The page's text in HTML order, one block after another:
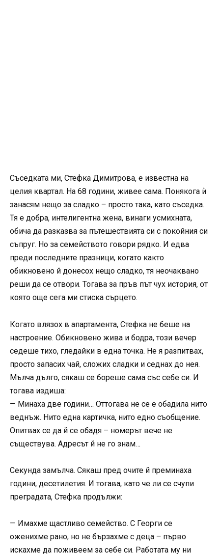
Съседката ми, Стефка Димитрова, е известна на
целия квартал. На 68 години, живее сама. Понякога ѝ
занасям нещо за сладко – просто така, като съседка.
Тя е добра, интелигентна жена, винаги усмихната,
обича да разказва за пътешествията си с покойния си
съпруг. Но за семейството говори рядко. И едва
преди последните празници, когато както
обикновено й донесох нещо сладко, тя неочаквано
реши да се отвори. Тогава за пръв път чух история, от
която още сега ми стиска сърцето.
Когато влязох в апартамента, Стефка не беше на
настроение. Обикновено жива и бодра, този вечер
седеше тихо, гледайки в една точка. Не я разпитвах,
просто запасих чай, сложих сладки и седнах до нея.
Мълча дълго, сякаш се бореше сама със себе си. И
тогава издиша:
— Минаха две години… Оттогава не се е обадила нито
веднъж. Нито една картичка, нито едно съобщение.
Опитвах се да й се обадя – номерът вече не
съществува. Адресът й не го знам…
Секунда замълча. Сякаш пред очите й преминаха
години, десетилетия. И тогава, като че ли се счупи
преградата, Стефка продължи:
— Имахме щастливо семейство. С Георги се
оженихме рано, но не бързахме с деца – първо
искахме да поживеем за себе си. Работата му ни